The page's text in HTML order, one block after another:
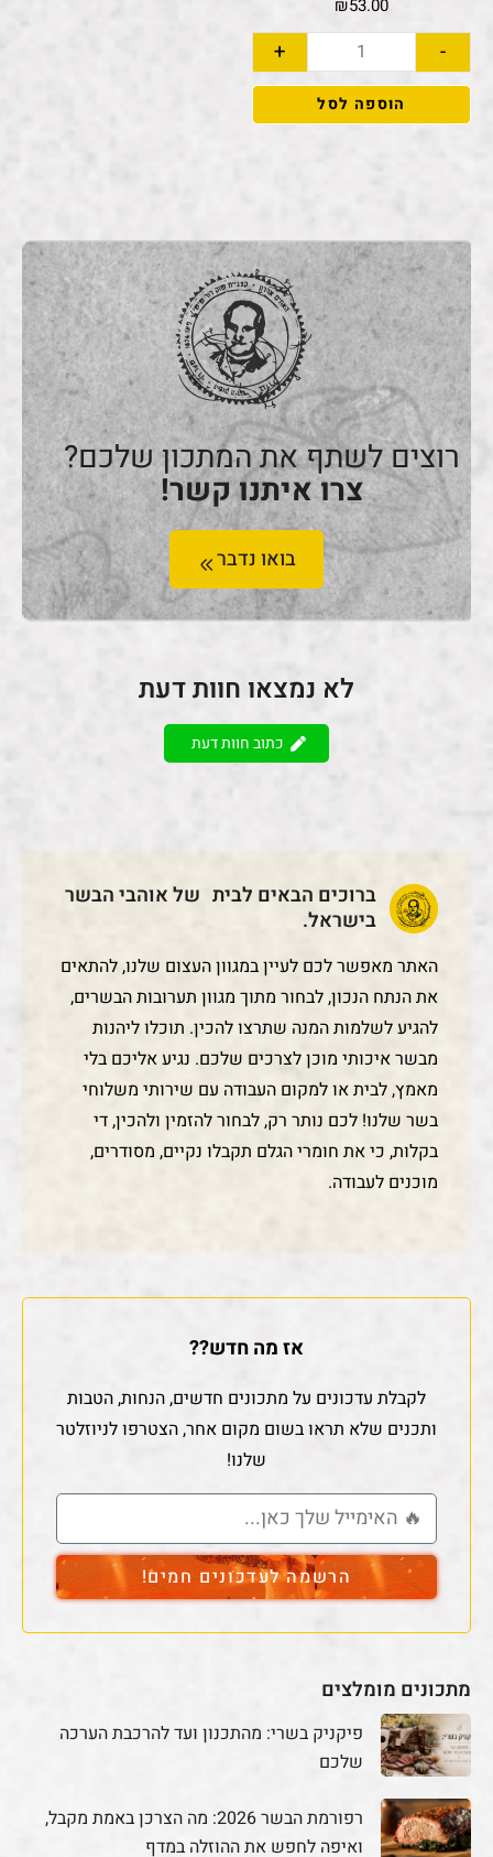
₪53.00
-
+
הוספה לסל
רוצים לשתף את המתכון שלכם?
צרו איתנו קשר!
בואו נדבר
לא נמצאו חוות דעת
כתוב חוות דעת
ברוכים הבאים לבית של אוהבי הבשר
בישראל.
האתר מאפשר לכם לעיין במגוון העצום שלנו, להתאים
את הנתח הנכון, לבחור מתוך מגוון תערובות הבשרים,
להגיע לשלמות המנה שתרצו להכין. תוכלו ליהנות
מבשר איכותי מוכן לצרכים שלכם. נגיע אליכם בלי
מאמץ, לבית או למקום העבודה עם שירותי משלוחי
בשר שלנו! לכם נותר רק, לבחור להזמין ולהכין, די
בקלות, כי את חומרי הגלם תקבלו נקיים, מסודרים,
מוכנים לעבודה.
אז מה חדש??
לקבלת עדכונים על מתכונים חדשים, הנחות, הטבות
ותכנים שלא תראו בשום מקום אחר, הצטרפו לניוזלטר
שלנו!
הרשמה לעדכונים חמים!
מתכונים מומלצים
פיקניק בשרי: מהתכנון ועד להרכבת הערכה
שלכם
רפורמת הבשר 2026: מה הצרכן באמת מקבל,
ואיפה לחפש את ההוזלה במדף